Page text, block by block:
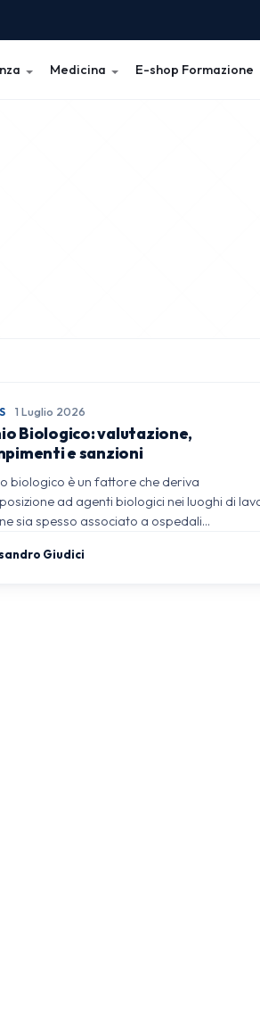
Medicina E-shop Formazione
1 Luglio 2026
Biologico: valutazione,
e sanzioni
biologico è un fattore che deriva
ad agenti biologici nei luoghi di
sia spesso associato a ospedali…
Giudici